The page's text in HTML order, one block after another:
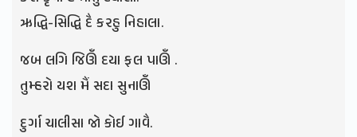
ઋદ્ધિ-સિદ્ધિ દૈ કરહુ નિહાલા.
જબ લગિ જિઊઁ દયા ફલ પાઊઁ .
તુમ્હરો યશ મૈં સદા સુનાઊઁ
દુર્ગા ચાલીસા જો કોઈ ગાવૈ.